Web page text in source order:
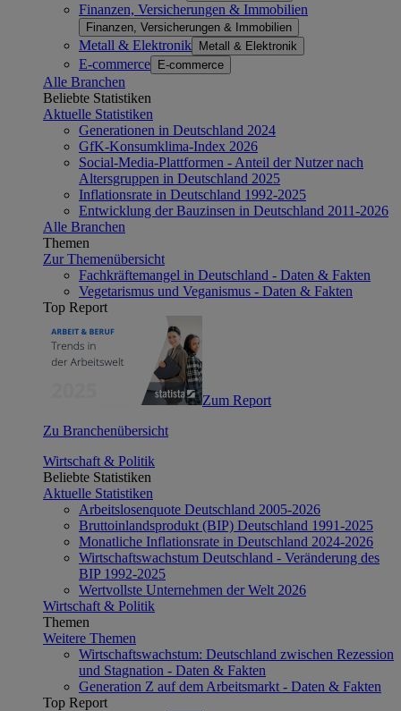
Finanzen, Versicherungen & Immobilien
Finanzen, Versicherungen & Immobilien
Metall & Elektronik Metall & Elektronik
E-commerce E-commerce
Alle Branchen
Beliebte Statistiken
Aktuelle Statistiken
Generationen in Deutschland 2024
GfK-Konsumklima-Index 2026
Social-Media-Plattformen - Anteil der Nutzer nach
Altersgruppen in Deutschland 2025
Inflationsrate in Deutschland 1992-2025
Entwicklung der Bauzinsen in Deutschland 2011-2026
Alle Branchen
Themen
Zur Themenübersicht
Fachkräftemangel in Deutschland - Daten & Fakten
Vegetarismus und Veganismus - Daten & Fakten
Top Report
Zum Report
Zu Branchenübersicht
Wirtschaft & Politik
Beliebte Statistiken
Aktuelle Statistiken
Arbeitslosenquote Deutschland 2005-2026
Bruttoinlandsprodukt (BIP) Deutschland 1991-2025
Monatliche Inflationsrate in Deutschland 2024-2026
Wirtschaftswachstum Deutschland - Veränderung des
BIP 1992-2025
Wertvollste Unternehmen der Welt 2026
Wirtschaft & Politik
Themen
Weitere Themen
Wirtschaftswachstum: Deutschland zwischen Rezession
und Stagnation - Daten & Fakten
Generation Z auf dem Arbeitsmarkt - Daten & Fakten
Top Report